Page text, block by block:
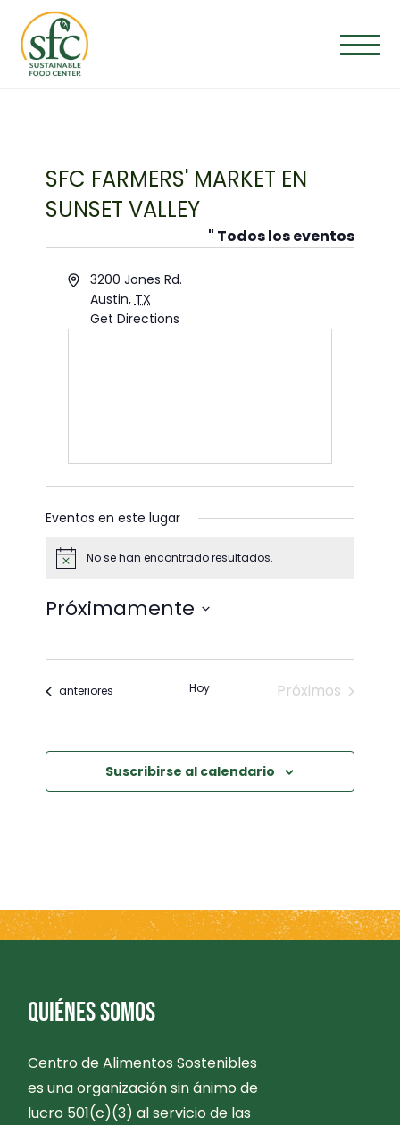
contenido
SFC FARMERS' MARKET EN
SUNSET VALLEY
" Todos los eventos
Address3200 Jones Rd.
Austin, TX
Get Directions
Eventos en este lugar
Aviso No se han encontrado resultados.
Próximamente
la
Eventos
anteriores Hoy
Próximos
Suscribirse al calendario
QUIÉNES SOMOS
Centro de Alimentos Sostenibles
es una organización sin ánimo de
lucro 501(c)(3) al servicio de las